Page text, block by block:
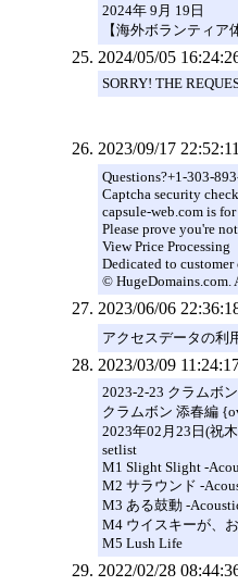
2024年 9月 19日
【海外ボランティ
2024/05/05
SORRY! THE
2023/09/17 22:52:11
Questions?+1-303-
Captcha security check
capsule-web.com is for
Please prove you're
View Price Processing
Dedicated to customer
© HugeDomains.com.
2023/06/06
アクセスデータの利
2023/03/09
2023-2-23 クラムボ
クラムボン 添春編
2023年02月23日(祝
setlist
M1 Slight Slight -
M2 サラウンド -
M3 ある鼓動 -
M4 ウイスキーが、
M5 Lush Life
2022/02/28